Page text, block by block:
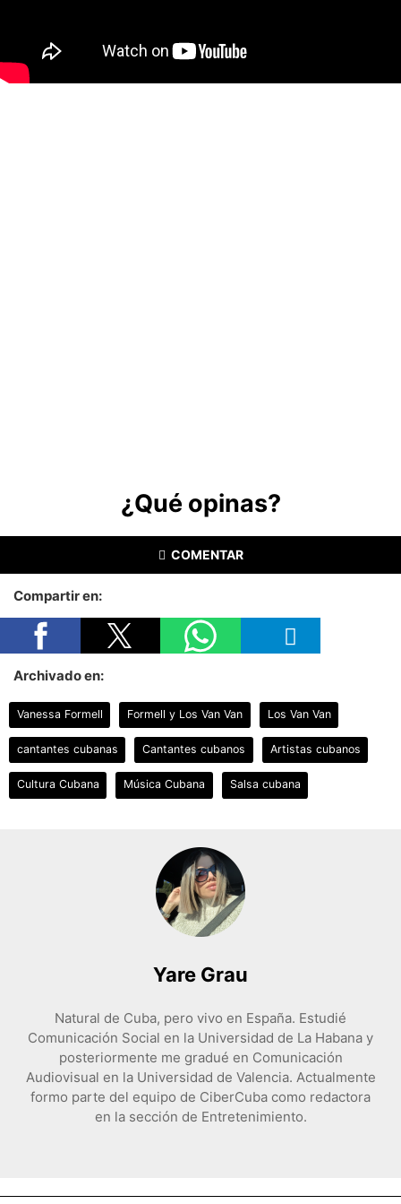
¿Qué opinas?
COMENTAR
Compartir en:
Archivado en:
Vanessa Formell Formell y Los Van Van Los Van Van
cantantes cubanas Cantantes cubanos Artistas cubanos
Cultura Cubana Música Cubana Salsa cubana
Yare Grau
Natural de Cuba, pero vivo en España. Estudié
Comunicación Social en la Universidad de La Habana y
posteriormente me gradué en Comunicación
Audiovisual en la Universidad de Valencia. Actualmente
formo parte del equipo de CiberCuba como redactora
en la sección de Entretenimiento.